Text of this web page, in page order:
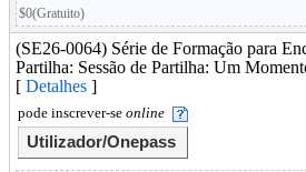
$0(Gratuito)
(SE26-0064) Série de Formação para
Partilha: Sessão de Partilha: Um
[ Detalhes ]
pode inscrever-se online
Utilizador/Onepass